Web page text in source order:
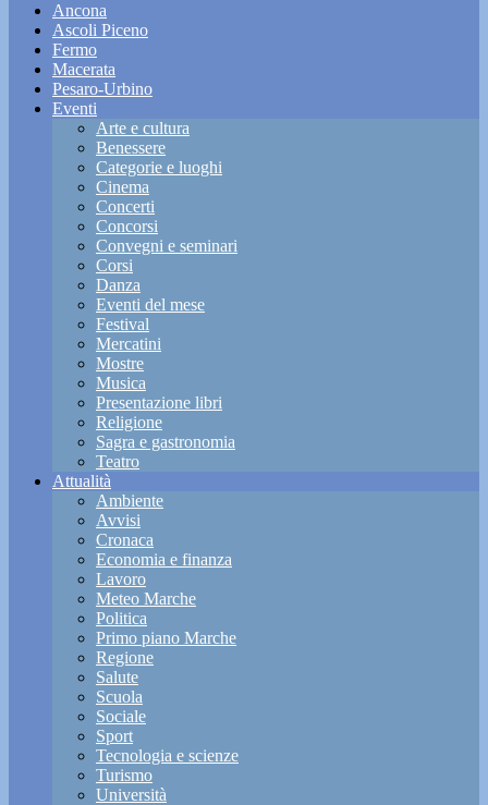
Ancona
Ascoli Piceno
Fermo
Macerata
Pesaro-Urbino
Eventi
Arte e cultura
Benessere
Categorie e luoghi
Cinema
Concerti
Concorsi
Convegni e seminari
Corsi
Danza
Eventi del mese
Festival
Mercatini
Mostre
Musica
Presentazione libri
Religione
Sagra e gastronomia
Teatro
Attualità
Ambiente
Avvisi
Cronaca
Economia e finanza
Lavoro
Meteo Marche
Politica
Primo piano Marche
Regione
Salute
Scuola
Sociale
Sport
Tecnologia e scienze
Turismo
Università